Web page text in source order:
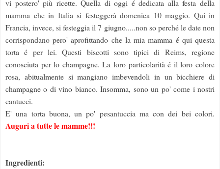
vi postero' più ricette. Quella di oggi é dedicata alla festa della
mamma che in Italia si festeggerà domenica 10 maggio. Qui in
Francia, invece, si festeggia il 7 giugno.....non so perché le date non
corrispondano pero' aprofittando che la mia mamma é qui questa
torta é per lei. Questi biscotti sono tipici di Reims, regione
conosciuta per lo champagne. La loro particolarità é il loro colore
rosa, abitualmente si mangiano imbevendoli in un bicchiere di
champagne o di vino bianco. Insomma, sono un po' come i nostri
cantucci.
E' una torta buona, un po' pesantuccia ma con dei bei colori.
Auguri a tutte le mamme!!!
Ingredienti: